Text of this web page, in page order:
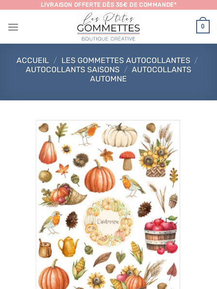
contenu
LIVRAISON OFFERTE DÈS 35€ DE COMMANDE*
0
ACCUEIL / LES GOMMETTES AUTOCOLLANTES /
AUTOCOLLANTS SAISONS / AUTOCOLLANTS
AUTOMNE